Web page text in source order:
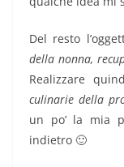
Del resto
della nonna,
Realizzare
culinarie della
un po’ la mia
indietro 🙂